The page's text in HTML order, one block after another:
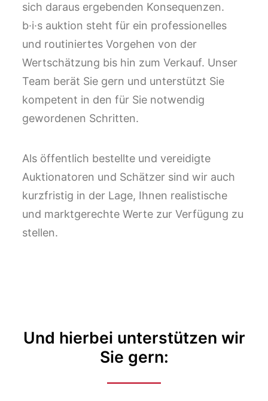
sich daraus ergebenden Konsequenzen.
b·i·s auktion steht für ein professionelles
und routiniertes Vorgehen von der
Wertschätzung bis hin zum Verkauf. Unser
Team berät Sie gern und unterstützt Sie
kompetent in den für Sie notwendig
gewordenen Schritten.
Als öffentlich bestellte und vereidigte
Auktionatoren und Schätzer sind wir auch
kurzfristig in der Lage, Ihnen realistische
und marktgerechte Werte zur Verfügung zu
stellen.
Und hierbei unterstützen wir
Sie gern: